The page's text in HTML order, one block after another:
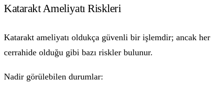
Katarakt Ameliyatı Riskleri
Katarakt ameliyatı oldukça güvenli bir işlemdir; ancak her
cerrahide olduğu gibi bazı riskler bulunur.
Nadir görülebilen durumlar: